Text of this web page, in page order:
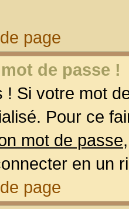
page
de passe !
! Si votre mot
Pour ce
mot de passe
en un
page